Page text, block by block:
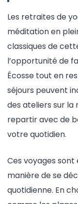
Les retraites de
méditation en
classiques de
l’opportunité de
Écosse tout en
séjours peuvent
des ateliers sur
repartir avec de
votre quotidien.
Ces voyages
manière de se
quotidienne. En